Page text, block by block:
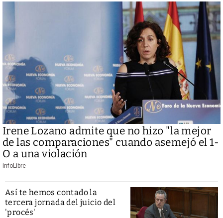
Irene Lozano admite que no hizo "la mejor
de las comparaciones" cuando asemejó el 1-
O a una violación
infoLibre
Así te hemos contado la
tercera jornada del juicio del
'procés'